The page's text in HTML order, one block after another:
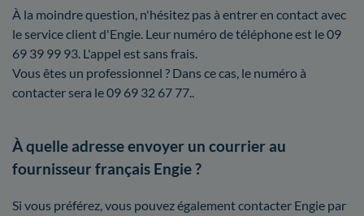
À la moindre question, n'hésitez pas à entrer en contact avec
le service client d'Engie. Leur numéro de téléphone est le 09
69 39 99 93. L'appel est sans frais.
Vous êtes un professionnel ? Dans ce cas, le numéro à
contacter sera le 09 69 32 67 77..
À quelle adresse envoyer un courrier au
fournisseur français Engie ?
Si vous préférez, vous pouvez également contacter Engie par